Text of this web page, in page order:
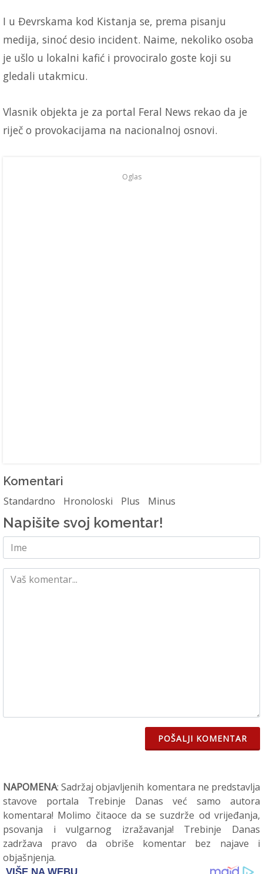
I u Đevrskama kod Kistanja se, prema pisanju
medija, sinoć desio incident. Naime, nekoliko osoba
je ušlo u lokalni kafić i provociralo goste koji su
gledali utakmicu.
Vlasnik objekta je za portal Feral News rekao da je
riječ o provokacijama na nacionalnoj osnovi.
Oglas
Komentari
Standardno Hronoloski Plus Minus
Napišite svoj komentar!
POŠALJI KOMENTAR
NAPOMENA: Sadržaj objavljenih komentara ne predstavlja
stavove portala Trebinje Danas već samo autora
komentara! Molimo čitaoce da se suzdrže od vrijeđanja,
psovanja i vulgarnog izražavanja! Trebinje Danas
zadržava pravo da obriše komentar bez najave i
objašnjenja.